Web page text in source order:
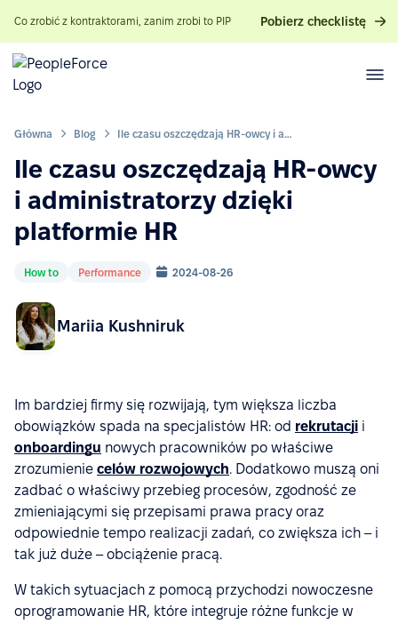
Co zrobić z kontraktorami, zanim zrobi to PIP Pobierz checklistę
Główna Blog Ile czasu oszczędzają HR-owcy i administratorzy dzięki platformie HR
Ile czasu oszczędzają HR-owcy
i administratorzy dzięki
platformie HR
How to Performance 2024-08-26
Mariia Kushniruk
Im bardziej firmy się rozwijają, tym większa liczba
obowiązków spada na specjalistów HR: od rekrutacji i
onboardingu nowych pracowników po właściwe
zrozumienie celów rozwojowych. Dodatkowo muszą oni
zadbać o właściwy przebieg procesów, zgodność ze
zmieniającymi się przepisami prawa pracy oraz
odpowiednie tempo realizacji zadań, co zwiększa ich – i
tak już duże – obciążenie pracą.
W takich sytuacjach z pomocą przychodzi nowoczesne
oprogramowanie HR, które integruje różne funkcje w